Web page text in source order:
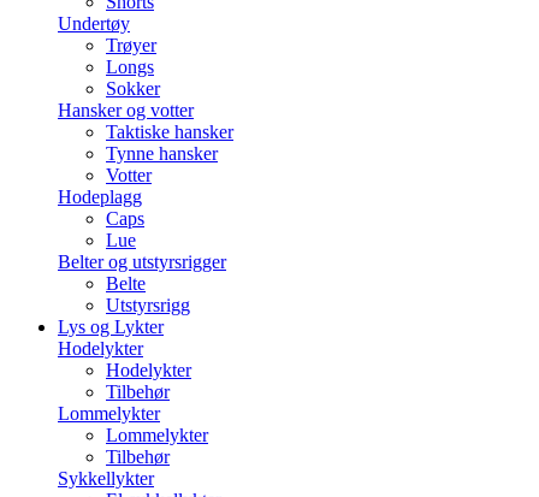
Undertøy
Trøyer
Longs
Sokker
Hansker og votter
Taktiske hansker
Tynne hansker
Votter
Hodeplagg
Caps
Lue
Belter og utstyrsrigger
Belte
Utstyrsrigg
Lys og Lykter
Hodelykter
Hodelykter
Tilbehør
Lommelykter
Lommelykter
Tilbehør
Sykkellykter